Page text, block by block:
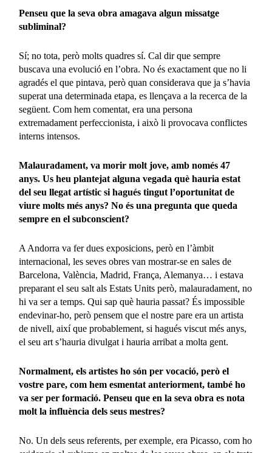
Penseu que la seva obra amagava algun missatge
subliminal?
Sí; no tota, però molts quadres sí. Cal dir que sempre
buscava una evolució en l’obra. No és exactament que no li
agradés el que pintava, però quan considerava que ja s’havia
superat una determinada etapa, es llençava a la recerca de la
següent. Com hem comentat, era una persona
extremadament perfeccionista, i això li provocava conflictes
interns intensos.
Malauradament, va morir molt jove, amb només 47
anys. Us heu plantejat alguna vegada què hauria estat
del seu llegat artístic si hagués tingut l’oportunitat de
viure molts més anys? No és una pregunta que queda
sempre en el subconscient?
A Andorra va fer dues exposicions, però en l’àmbit
internacional, les seves obres van mostrar-se en sales de
Barcelona, València, Madrid, França, Alemanya… i estava
preparant el seu salt als Estats Units però, malauradament, no
hi va ser a temps. Qui sap què hauria passat? És impossible
endevinar-ho, però pensem que el nostre pare era un artista
de nivell, així que probablement, si hagués viscut més anys,
el seu art s’hauria divulgat i hauria arribat a molta gent.
Normalment, els artistes ho són per vocació, però el
vostre pare, com hem esmentat anteriorment, també ho
va ser per formació. Penseu que en la seva obra es nota
molt la influència dels seus mestres?
No. Un dels seus referents, per exemple, era Picasso, com ho